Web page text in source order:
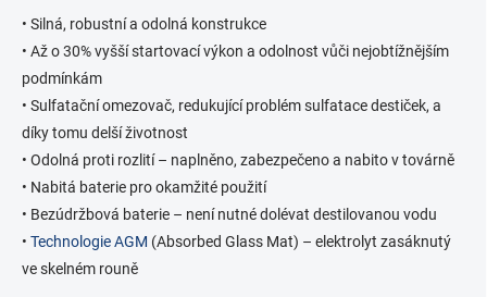
p
i
• Silná, robustní a odolná konstrukce
• Až o 30% vyšší startovací výkon a odolnost vůči nejobtížnějším
podmínkám
• Sulfatační omezovač, redukující problém sulfatace destiček, a
díky tomu delší životnost
• Odolná proti rozlití – naplněno, zabezpečeno a nabito v továrně
• Nabitá baterie pro okamžité použití
• Bezúdržbová baterie – není nutné dolévat destilovanou vodu
• Technologie AGM (Absorbed Glass Mat) – elektrolyt zasáknutý
ve skelném rouně